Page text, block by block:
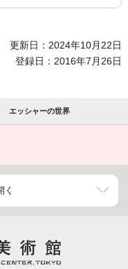
更新日：2024年10月22日
登録日：2016年7月26日
エッシャーの世界
く